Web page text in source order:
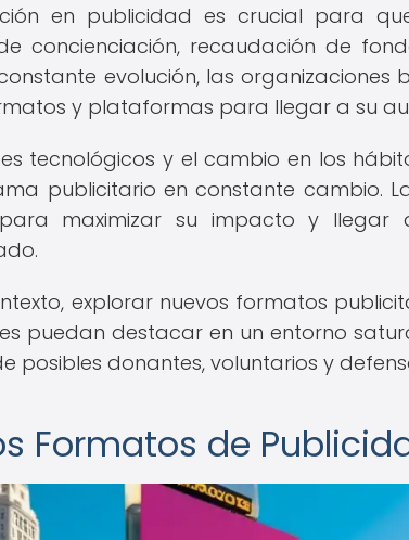
en publicidad es crucial para
concienciación, recaudación de
evolución, las
y plataformas para llegar a su
tecnológicos y el cambio en los
publicitario en constante cambio.
maximizar su impacto y
explorar nuevos formatos
puedan destacar en un entorno
posibles donantes, voluntarios y
Formatos de